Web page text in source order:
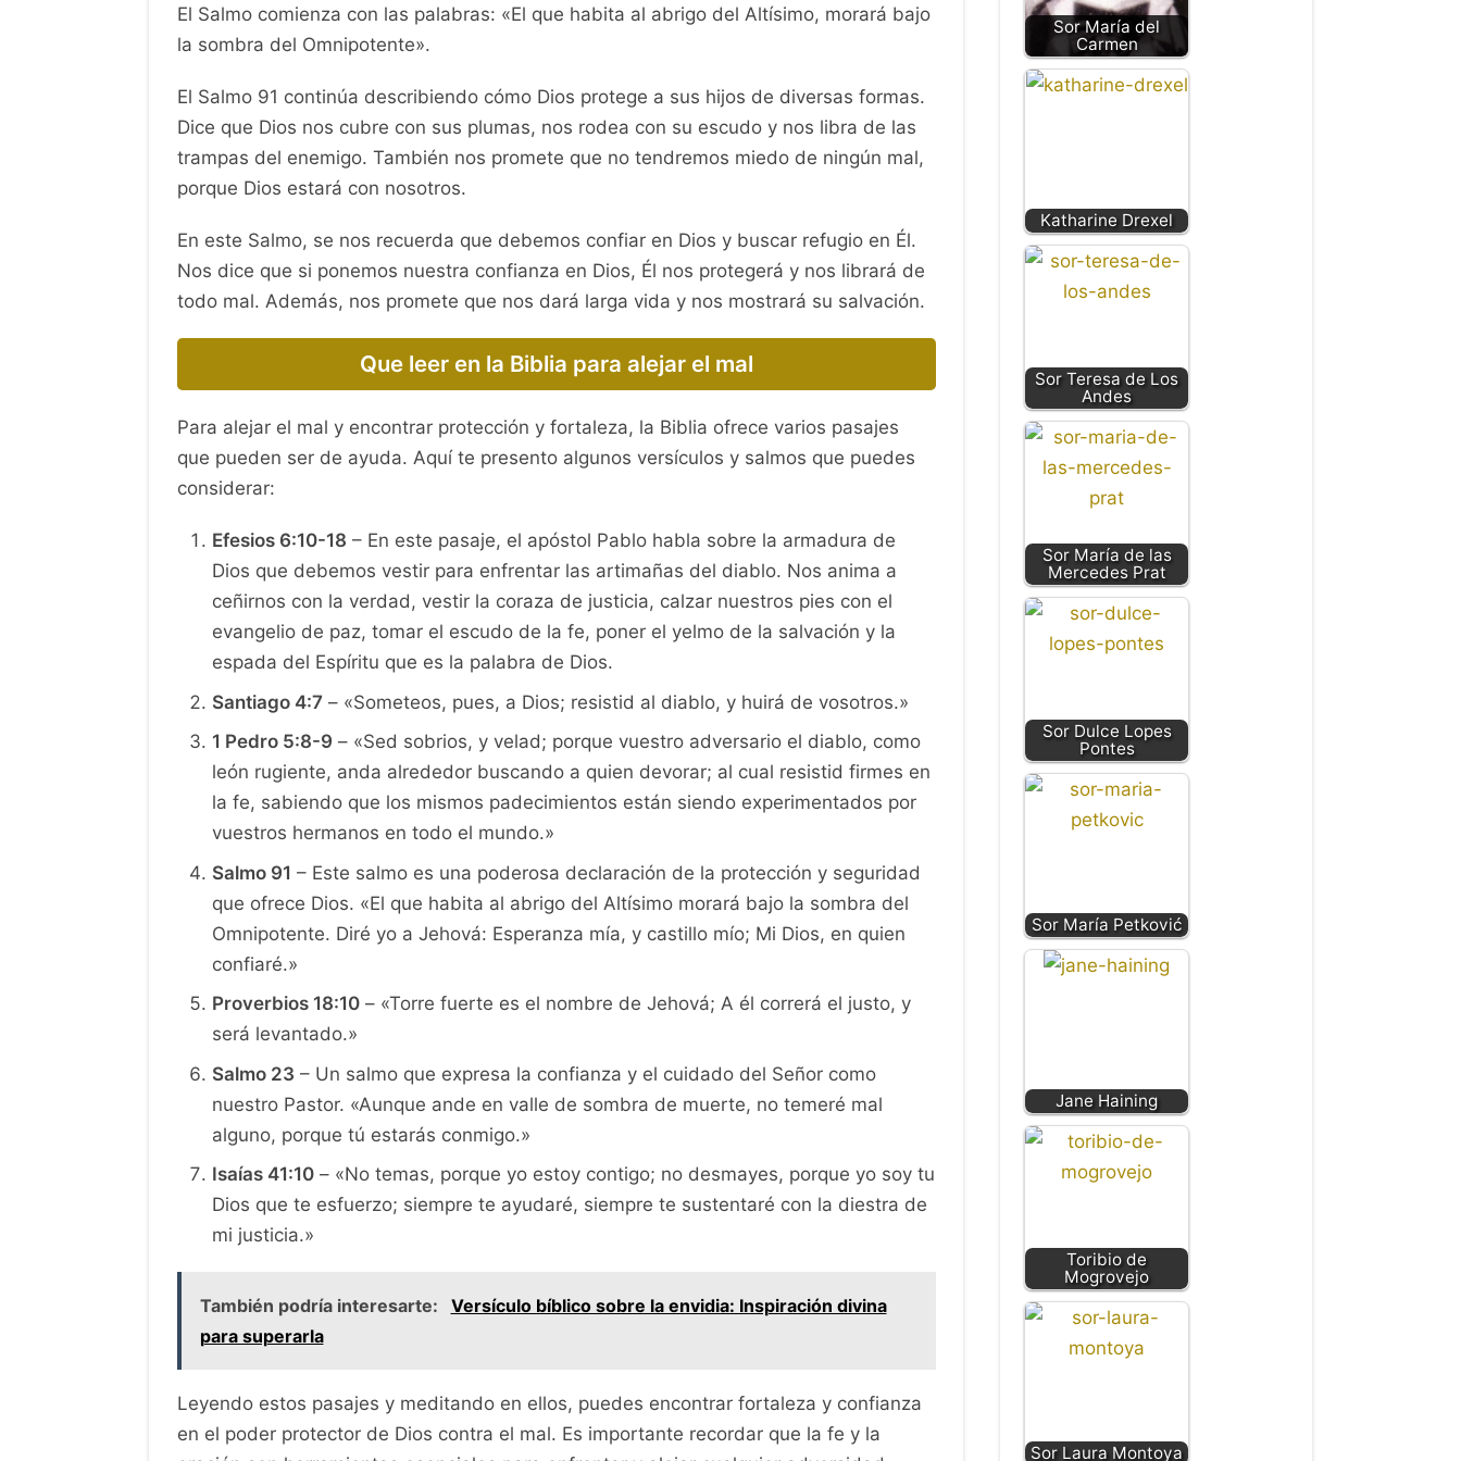
El Salmo comienza con las palabras: «El que habita al abrigo del Altísimo, morará bajo
la sombra del Omnipotente».
El Salmo 91 continúa describiendo cómo Dios protege a sus hijos de diversas formas.
Dice que Dios nos cubre con sus plumas, nos rodea con su escudo y nos libra de las
trampas del enemigo. También nos promete que no tendremos miedo de ningún mal,
porque Dios estará con nosotros.
En este Salmo, se nos recuerda que debemos confiar en Dios y buscar refugio en Él.
Nos dice que si ponemos nuestra confianza en Dios, Él nos protegerá y nos librará de
todo mal. Además, nos promete que nos dará larga vida y nos mostrará su salvación.
Que leer en la Biblia para alejar el mal
Para alejar el mal y encontrar protección y fortaleza, la Biblia ofrece varios pasajes
que pueden ser de ayuda. Aquí te presento algunos versículos y salmos que puedes
considerar:
Efesios 6:10-18 – En este pasaje, el apóstol Pablo habla sobre la armadura de
Dios que debemos vestir para enfrentar las artimañas del diablo. Nos anima a
ceñirnos con la verdad, vestir la coraza de justicia, calzar nuestros pies con el
evangelio de paz, tomar el escudo de la fe, poner el yelmo de la salvación y la
espada del Espíritu que es la palabra de Dios.
Santiago 4:7 – «Someteos, pues, a Dios; resistid al diablo, y huirá de vosotros.»
1 Pedro 5:8-9 – «Sed sobrios, y velad; porque vuestro adversario el diablo, como
león rugiente, anda alrededor buscando a quien devorar; al cual resistid firmes en
la fe, sabiendo que los mismos padecimientos están siendo experimentados por
vuestros hermanos en todo el mundo.»
Salmo 91 – Este salmo es una poderosa declaración de la protección y seguridad
que ofrece Dios. «El que habita al abrigo del Altísimo morará bajo la sombra del
Omnipotente. Diré yo a Jehová: Esperanza mía, y castillo mío; Mi Dios, en quien
confiaré.»
Proverbios 18:10– «Torre fuerte es el nombre de Jehová; A él correrá el justo, y
será levantado.»
Salmo 23 – Un salmo que expresa la confianza y el cuidado del Señor como
nuestro Pastor. «Aunque ande en valle de sombra de muerte, no temeré mal
alguno, porque tú estarás conmigo.»
Isaías 41:10– «No temas, porque yo estoy contigo; no desmayes, porque yo soy tu
Dios que te esfuerzo; siempre te ayudaré, siempre te sustentaré con la diestra de
mi justicia.»
También podría interesarte:
Versículo bíblico sobre la envidia: Inspiración divina
para superarla
Leyendo estos pasajes y meditando en ellos, puedes encontrar fortaleza y confianza
en el poder protector de Dios contra el mal. Es importante recordar que la fe y la
Sor María del
Carmen
Katharine Drexel
Sor Teresa de Los
Andes
Sor María de las
Mercedes Prat
Sor Dulce Lopes
Pontes
Sor María Petković
Jane Haining
Toribio de
Mogrovejo
Sor Laura Montoya